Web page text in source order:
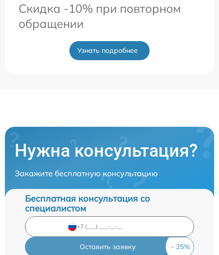
Скидка -10% при повторном
обращении
Узнать подробнее
Нужна консультация?
Закажите бесплатную консультацию
Бесплатная консультация со
специалистом
Оставить заявку